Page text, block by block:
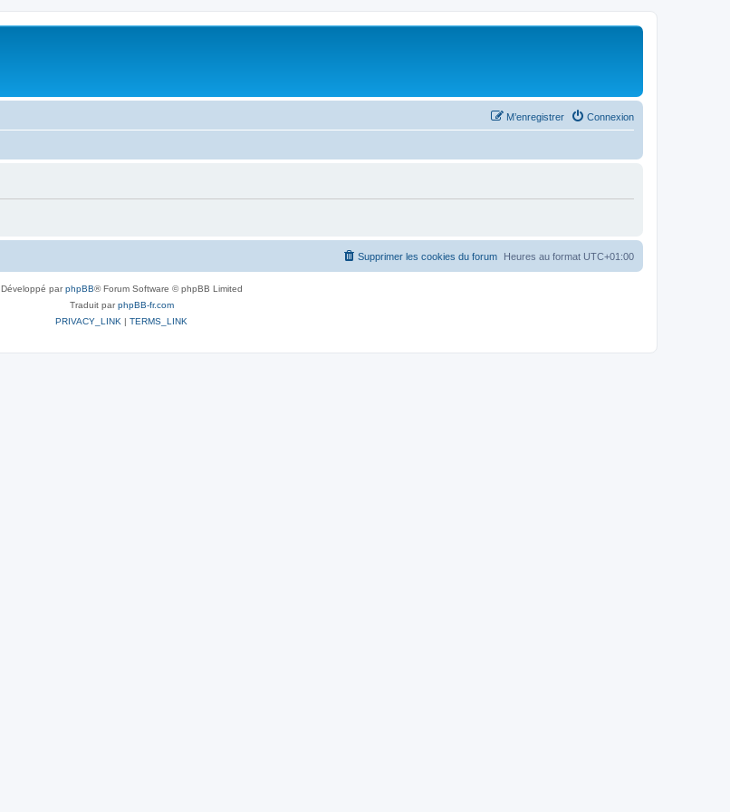
Connexion
M’enregistrer
Heures au format UTC+01:00
Supprimer les cookies du forum
Développé parphpBB® Forum Software © phpBB Limited
Traduit parphpBB-fr.com
PRIVACY_LINK | TERMS_LINK